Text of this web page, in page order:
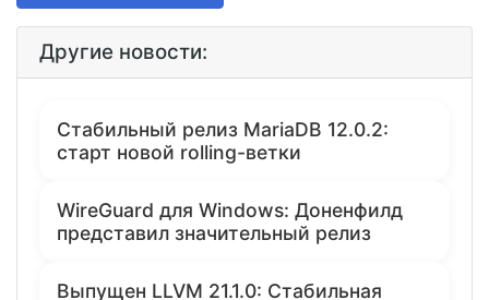
Другие новости:
Стабильный релиз MariaDB 12.0.2:
старт новой rolling-ветки
WireGuard для Windows: Доненфилд
представил значительный релиз
Выпущен LLVM 21.1.0: Стабильная